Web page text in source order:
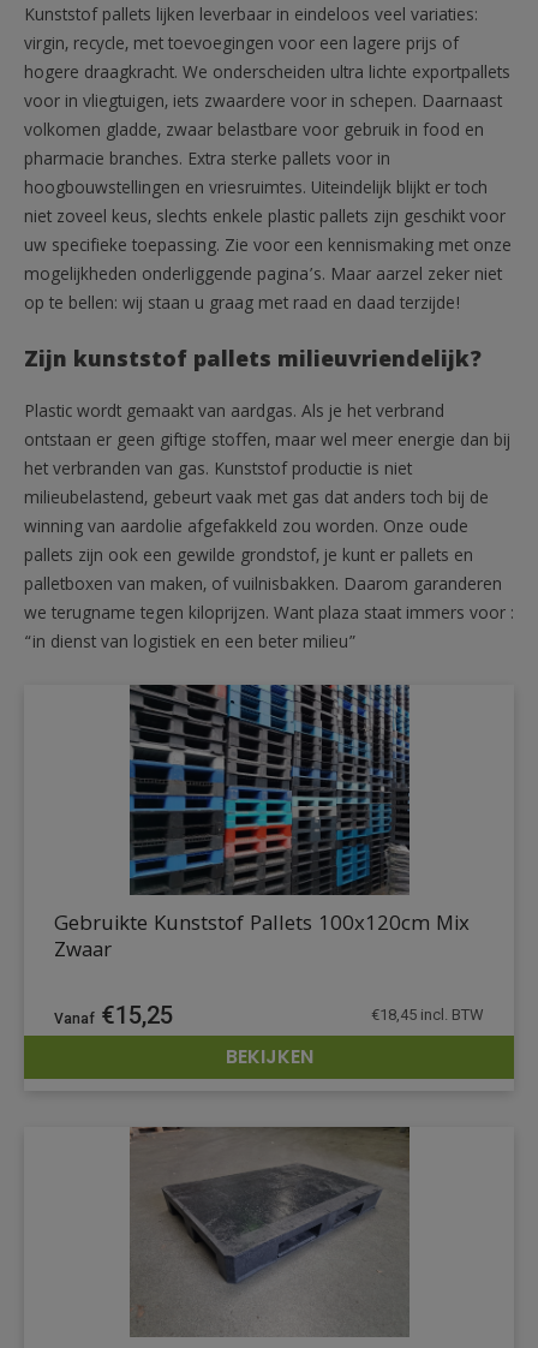
Kunststof pallets lijken leverbaar in eindeloos veel variaties:
virgin, recycle, met toevoegingen voor een lagere prijs of
hogere draagkracht. We onderscheiden ultra lichte exportpallets
voor in vliegtuigen, iets zwaardere voor in schepen. Daarnaast
volkomen gladde, zwaar belastbare voor gebruik in food en
pharmacie branches. Extra sterke pallets voor in
hoogbouwstellingen en vriesruimtes. Uiteindelijk blijkt er toch
niet zoveel keus, slechts enkele plastic pallets zijn geschikt voor
uw specifieke toepassing. Zie voor een kennismaking met onze
mogelijkheden onderliggende pagina’s. Maar aarzel zeker niet
op te bellen: wij staan u graag met raad en daad terzijde!
Zijn kunststof pallets milieuvriendelijk?
Plastic wordt gemaakt van aardgas. Als je het verbrand
ontstaan er geen giftige stoffen, maar wel meer energie dan bij
het verbranden van gas. Kunststof productie is niet
milieubelastend, gebeurt vaak met gas dat anders toch bij de
winning van aardolie afgefakkeld zou worden. Onze oude
pallets zijn ook een gewilde grondstof, je kunt er pallets en
palletboxen van maken, of vuilnisbakken. Daarom garanderen
we terugname tegen kiloprijzen. Want plaza staat immers voor :
“in dienst van logistiek en een beter milieu”
DETAILS
Gebruikte Kunststof Pallets 100x120cm Mix
Zwaar
€15,25 €18,45 incl. BTW
BEKIJKEN